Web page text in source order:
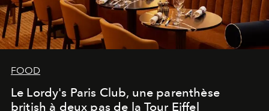
FOOD
Le Lordy's Paris Club, une parenthèse
british à deux pas de la Tour Eiffel